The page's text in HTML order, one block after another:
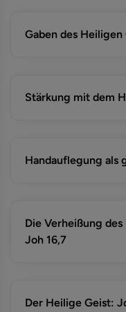
Gaben des Heiligen
Stärkung mit dem
Handauflegung als
Die Verheißung
Joh 16,7
Der Heilige Geist: